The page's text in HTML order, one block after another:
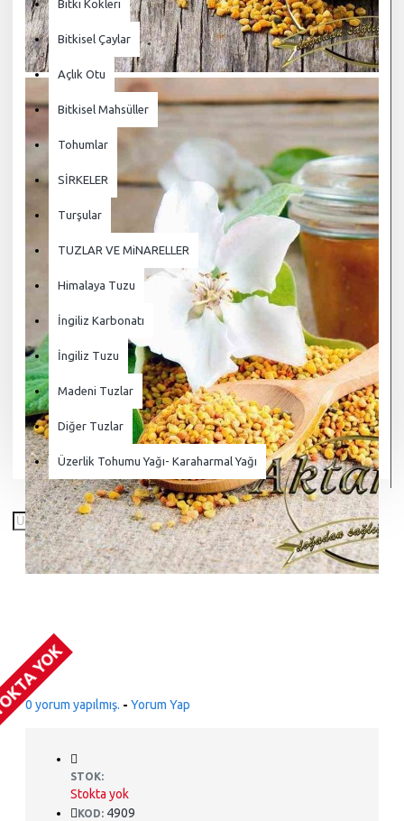
Bitki Kökleri
Bitkisel Çaylar
Açlık Otu
Bitkisel Mahsüller
Tohumlar
SİRKELER
Turşular
TUZLAR VE MiNARELLER
Himalaya Tuzu
İngiliz Karbonatı
İngiliz Tuzu
Madeni Tuzlar
Diğer Tuzlar
Üzerlik Tohumu Yağı- Karaharmal Yağı
YOK
0 yorum yapılmış. - Yorum Yap
STOK:
Stokta yok
KOD: 4909